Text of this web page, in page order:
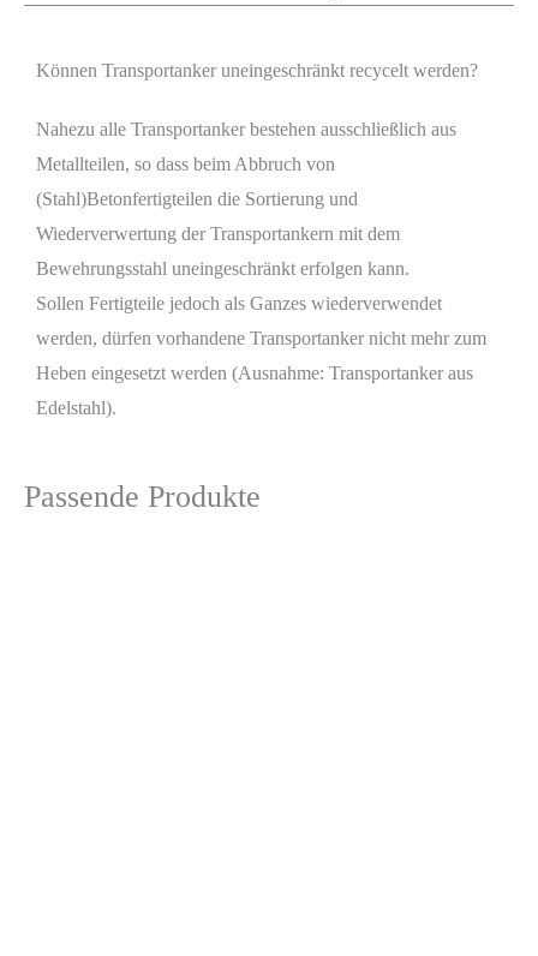
Können Transportanker uneingeschränkt recycelt werden?
Nahezu alle Transportanker bestehen ausschließlich aus
Metallteilen, so dass beim Abbruch von
(Stahl)Betonfertigteilen die Sortierung und
Wiederverwertung der Transportankern mit dem
Bewehrungsstahl uneingeschränkt erfolgen kann.
Sollen Fertigteile jedoch als Ganzes wiederverwendet
werden, dürfen vorhandene Transportanker nicht mehr zum
Heben eingesetzt werden (Ausnahme: Transportanker aus
Edelstahl).
Passende Produkte